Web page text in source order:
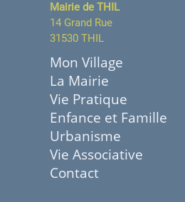
Mairie de THIL
14 Grand Rue
31530 THIL
Mon Village
La Mairie
Vie Pratique
Enfance et Famille
Urbanisme
Vie Associative
Contact